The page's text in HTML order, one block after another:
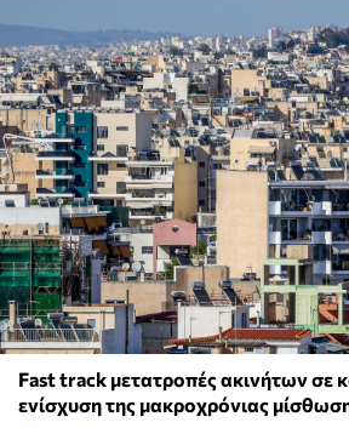
Fast track μετατροπές ακινήτων σε
ενίσχυση της μακροχρόνιας